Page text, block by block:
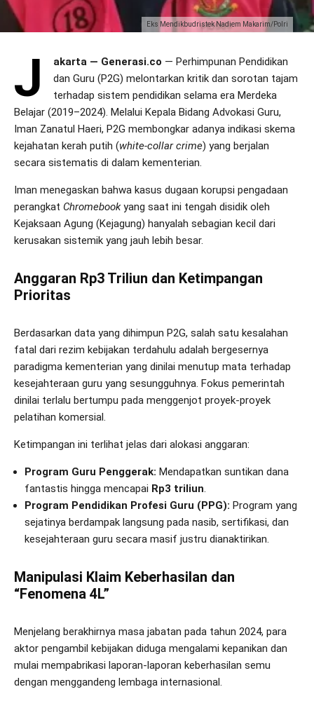
Eks Mendikbudristek Nadiem Makarim/Polri
J akarta — Generasi.co — Perhimpunan Pendidikan
dan Guru (P2G) melontarkan kritik dan sorotan tajam
terhadap sistem pendidikan selama era Merdeka
Belajar (2019–2024). Melalui Kepala Bidang Advokasi Guru,
Iman Zanatul Haeri, P2G membongkar adanya indikasi skema
kejahatan kerah putih (white-collar crime) yang berjalan
secara sistematis di dalam kementerian.
Iman menegaskan bahwa kasus dugaan korupsi pengadaan
perangkat Chromebookyang saat ini tengah disidik oleh
Kejaksaan Agung (Kejagung) hanyalah sebagian kecil dari
kerusakan sistemik yang jauh lebih besar.
Anggaran Rp3 Triliun dan Ketimpangan
Prioritas
Berdasarkan data yang dihimpun P2G, salah satu kesalahan
fatal dari rezim kebijakan terdahulu adalah bergesernya
paradigma kementerian yang dinilai menutup mata terhadap
kesejahteraan guru yang sesungguhnya. Fokus pemerintah
dinilai terlalu bertumpu pada menggenjot proyek-proyek
pelatihan komersial.
Ketimpangan ini terlihat jelas dari alokasi anggaran:
Program Guru Penggerak: Mendapatkan suntikan dana
fantastis hingga mencapai Rp3 triliun.
Program Pendidikan Profesi Guru (PPG): Program yang
sejatinya berdampak langsung pada nasib, sertifikasi, dan
kesejahteraan guru secara masif justru dianaktirikan.
Manipulasi Klaim Keberhasilan dan
“Fenomena 4L”
Menjelang berakhirnya masa jabatan pada tahun 2024, para
aktor pengambil kebijakan diduga mengalami kepanikan dan
mulai mempabrikasi laporan-laporan keberhasilan semu
dengan menggandeng lembaga internasional.